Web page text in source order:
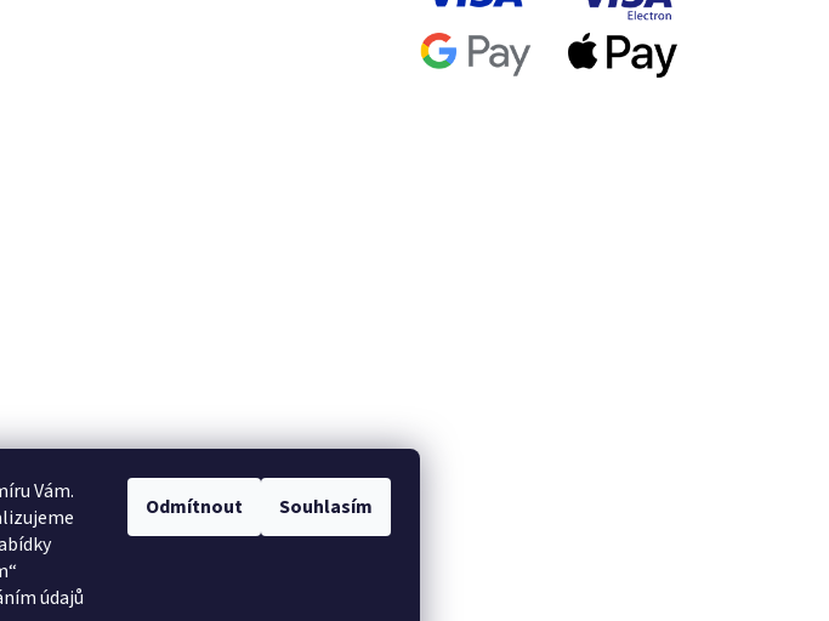
Vám.
údajů
Odmítnout Souhlasím